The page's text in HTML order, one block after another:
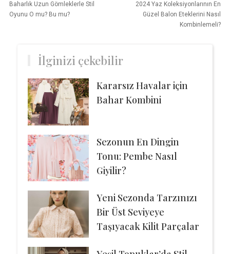
Baharlık Uzun Gömleklerle Stil
Oyunu O mu? Bu mu?
2024 Yaz Koleksiyonlarının En
Güzel Balon Eteklerini Nasıl
Kombinlemeli?
İlginizi çekebilir
Kararsız Havalar için
Bahar Kombini
Sezonun En Dingin
Tonu: Pembe Nasıl
Giyilir?
Yeni Sezonda Tarzınızı
Bir Üst Seviyeye
Taşıyacak Kilit Parçalar